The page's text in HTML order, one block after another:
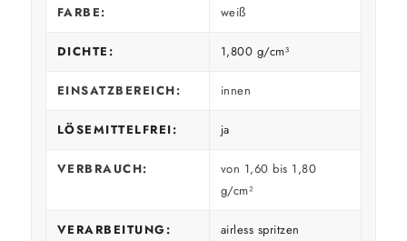
FARBE: weiß
DICHTE: 1,800 g/cm³
EINSATZBEREICH: innen
LÖSEMITTELFREI: ja
VERBRAUCH:
von 1,60 bis 1,80
g/cm²
VERARBEITUNG:
airless spritzen